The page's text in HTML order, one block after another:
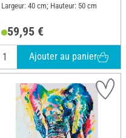
Largeur: 40 cm; Hauteur: 50 cm
59,95 €
Ajouter au panier